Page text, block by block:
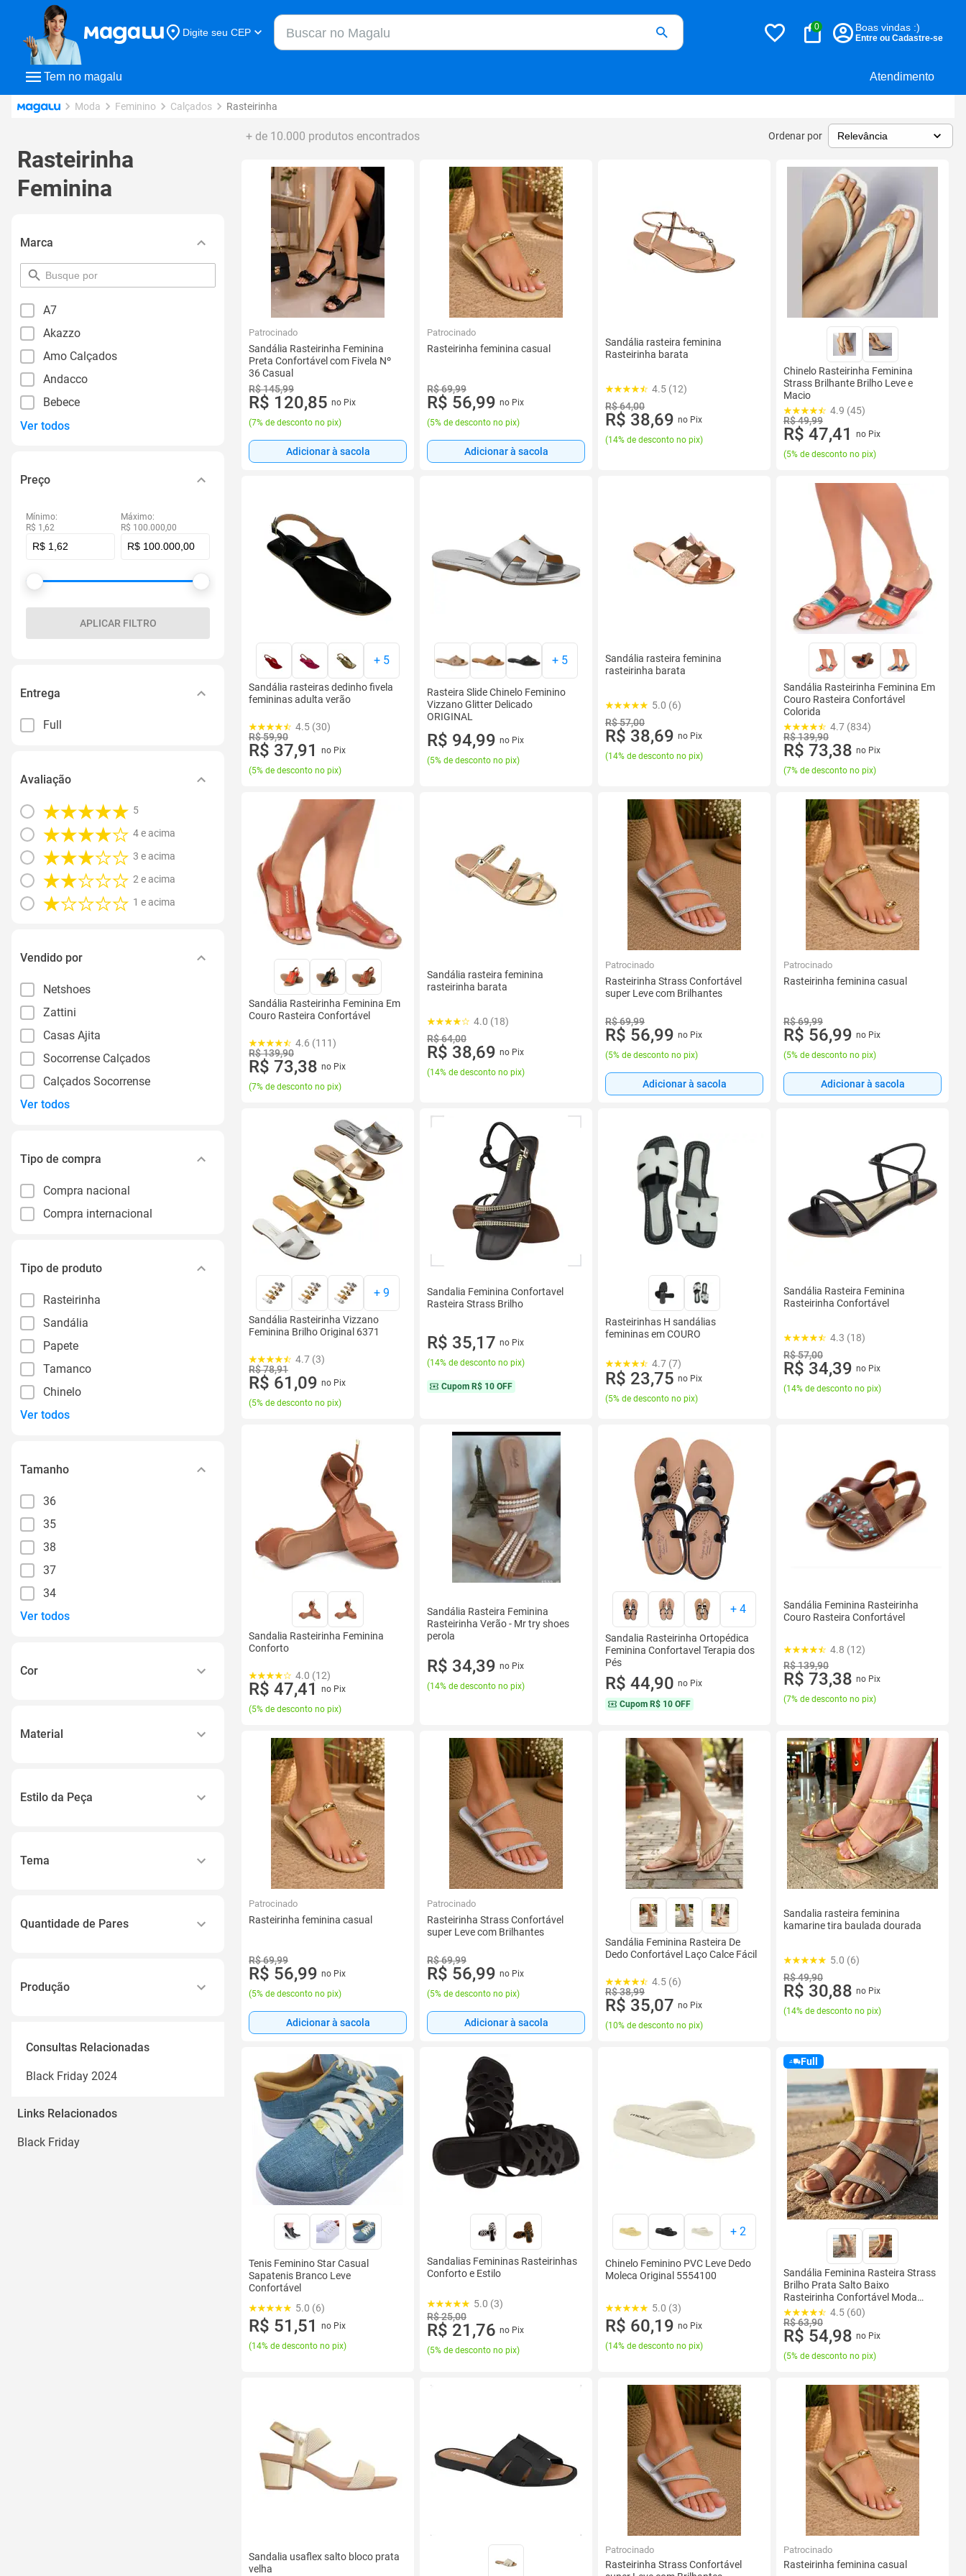
Tem no magalu Atendimento
Digite seu CEP
Buscar no Magalu
0 Boas vindas :)
Entre ou Cadastre-se
Moda Feminino Calçados Rasteirinha
Rasteirinha
Feminina
Marca
pesquisar
por
A7
Akazzo
Amo Calçados
Andacco
Bebece
Ver todos
Preço
Mínimo:
R$ 1,62
Máximo:
R$ 100.000,00
APLICAR FILTRO
Entrega
Full
Avaliação
5
4 e acima
3 e acima
2 e acima
1 e acima
Vendido por
Netshoes
Zattini
Casas Ajita
Socorrense Calçados
Calçados Socorrense
Ver todos
Tipo de compra
Compra nacional
Compra internacional
Tipo de produto
Rasteirinha
Sandália
Papete
Tamanco
Chinelo
Ver todos
Tamanho
36
35
38
37
34
Ver todos
Cor
Dourado
Material
Couro Legítimo
Estilo da Peça
Slide
Tema
Brilho
Quantidade de Pares
01
Ver todos
Produção
Brasil
Internacional
Consultas Relacionadas
Black Friday 2024
Links Relacionados
Black Friday
+ de 10.000 produtos encontrados Ordenar por
Patrocinado
Sandália Rasteirinha Feminina
Preta Confortável com Fivela Nº
36 Casual
R$ 145,99
R$ 120,85 no Pix
(7% de desconto no pix)
Adicionar à sacola
Patrocinado
Rasteirinha feminina casual
R$ 69,99
R$ 56,99 no Pix
(5% de desconto no pix)
Adicionar à sacola
Sandália rasteira feminina
Rasteirinha barata
4.5 (12)
R$ 64,00
R$ 38,69 no Pix
(14% de desconto no pix)
Chinelo Rasteirinha Feminina
Strass Brilhante Brilho Leve e
Macio
4.9 (45)
R$ 49,99
R$ 47,41
no Pix
(5% de desconto no pix)
+ 5
Sandália rasteiras dedinho fivela
femininas adulta verão
4.5 (30)
R$ 59,90
R$ 37,91
no Pix
(5% de desconto no pix)
+ 5
Rasteira Slide Chinelo Feminino
Vizzano Glitter Delicado
ORIGINAL
R$ 94,99 no Pix
(5% de desconto no pix)
Sandália rasteira feminina
rasteirinha barata
5.0 (6)
R$ 57,00
R$ 38,69 no Pix
(14% de desconto no pix)
Sandália Rasteirinha Feminina Em
Couro Rasteira Confortável
Colorida
4.7 (834)
R$ 139,90
R$ 73,38 no Pix
(7% de desconto no pix)
Sandália Rasteirinha Feminina Em
Couro Rasteira Confortável
4.6 (111)
R$ 139,90
R$ 73,38 no Pix
(7% de desconto no pix)
Sandália rasteira feminina
rasteirinha barata
4.0 (18)
R$ 64,00
R$ 38,69 no Pix
(14% de desconto no pix)
Patrocinado
Rasteirinha Strass Confortável
super Leve com Brilhantes
R$ 69,99
R$ 56,99 no Pix
(5% de desconto no pix)
Adicionar à sacola
Patrocinado
Rasteirinha feminina casual
R$ 69,99
R$ 56,99 no Pix
(5% de desconto no pix)
Adicionar à sacola
+ 9
Sandália Rasteirinha Vizzano
Feminina Brilho Original 6371
4.7 (3)
R$ 78,91
R$ 61,09 no Pix
(5% de desconto no pix)
Sandalia Feminina Confortavel
Rasteira Strass Brilho
R$ 35,17 no Pix
(14% de desconto no pix)
Cupom R$ 10 OFF
Rasteirinhas H sandálias
femininas em COURO
4.7 (7)
R$ 23,75 no Pix
(5% de desconto no pix)
Sandália Rasteira Feminina
Rasteirinha Confortável
4.3 (18)
R$ 57,00
R$ 34,39 no Pix
(14% de desconto no pix)
Sandalia Rasteirinha Feminina
Conforto
4.0 (12)
R$ 47,41
no Pix
(5% de desconto no pix)
Sandália Rasteira Feminina
Rasteirinha Verão - Mr try shoes
perola
R$ 34,39 no Pix
(14% de desconto no pix)
+ 4
Sandalia Rasteirinha Ortopédica
Feminina Confortavel Terapia dos
Pés
R$ 44,90 no Pix
Cupom R$ 10 OFF
Sandália Feminina Rasteirinha
Couro Rasteira Confortável
4.8 (12)
R$ 139,90
R$ 73,38 no Pix
(7% de desconto no pix)
Patrocinado
Rasteirinha feminina casual
R$ 69,99
R$ 56,99 no Pix
(5% de desconto no pix)
Adicionar à sacola
Patrocinado
Rasteirinha Strass Confortável
super Leve com Brilhantes
R$ 69,99
R$ 56,99 no Pix
(5% de desconto no pix)
Adicionar à sacola
Sandália Feminina Rasteira De
Dedo Confortável Laço Calce Fácil
4.5 (6)
R$ 38,99
R$ 35,07 no Pix
(10% de desconto no pix)
Sandalia rasteira feminina
kamarine tira baulada dourada
5.0 (6)
R$ 49,90
R$ 30,88 no Pix
(14% de desconto no pix)
Tenis Feminino Star Casual
Sapatenis Branco Leve
Confortável
5.0 (6)
R$ 51,51
no Pix
(14% de desconto no pix)
Sandalias Femininas Rasteirinhas
Conforto e Estilo
5.0 (3)
R$ 25,00
R$ 21,76 no Pix
(5% de desconto no pix)
+ 2
Chinelo Feminino PVC Leve Dedo
Moleca Original 5554100
5.0 (3)
R$ 60,19 no Pix
(14% de desconto no pix)
Full
Sandália Feminina Rasteira Strass
Brilho Prata Salto Baixo
Rasteirinha Confortável Moda
Pedraria Dourada
4.5 (60)
R$ 63,90
R$ 54,98 no Pix
(5% de desconto no pix)
Sandalia usaflex salto bloco prata
velha
Patrocinado
Rasteirinha Strass Confortável
Patrocinado
Rasteirinha feminina casual